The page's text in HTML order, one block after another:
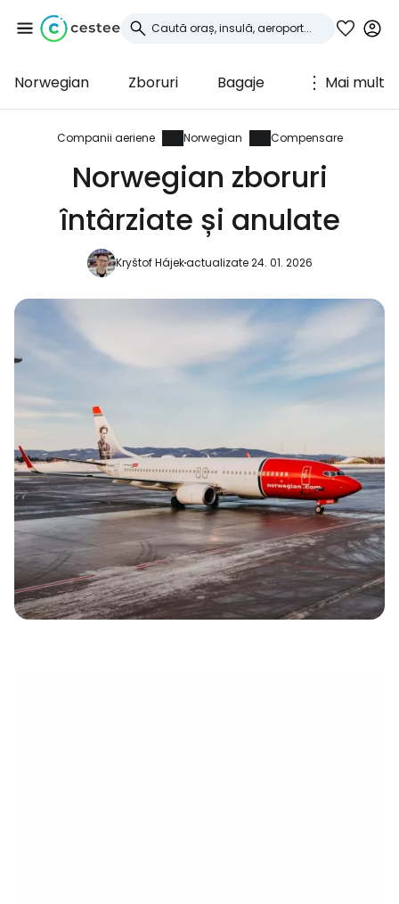
Norwegian Zboruri Bagaje Mai mult
Companii aeriene Norwegian Compensare
Norwegian zboruri
întârziate și anulate
Kryštof Hájekactualizate 24. 01. 2026
Conectați-vă la
Cestee
... comunitatea mondială a călătorilor
Continuați cu Google
Continuați cu Facebook